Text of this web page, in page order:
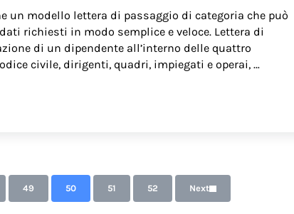
un modello lettera di passaggio di categoria che può
richiesti in modo semplice e veloce. Lettera di
di un dipendente all’interno delle quattro
civile, dirigenti, quadri, impiegati e operai, …
omitted
Page
49 Page
50 Page
51 Page
52 Next